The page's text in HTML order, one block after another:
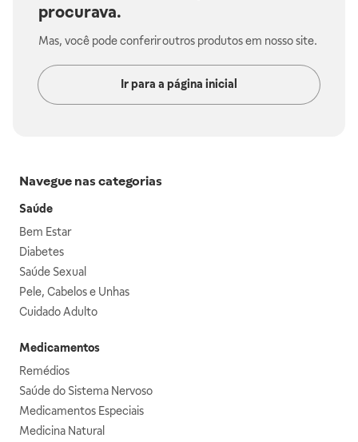
procurava.
Mas, você pode conferir outros produtos em nosso site.
Ir para a página inicial
Navegue nas categorias
Saúde
Bem Estar
Diabetes
Saúde Sexual
Pele, Cabelos e Unhas
Cuidado Adulto
Medicamentos
Remédios
Saúde do Sistema Nervoso
Medicamentos Especiais
Medicina Natural